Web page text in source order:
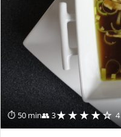
⏱ 50 min👥 3★★★★☆